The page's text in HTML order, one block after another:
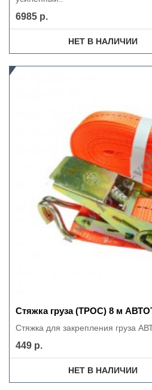
6985 р.
НЕТ В НАЛИЧИИ
Стяжка груза (ТРОС) 8 м
Стяжка для закрепления груза
449 р.
НЕТ В НАЛИЧИИ